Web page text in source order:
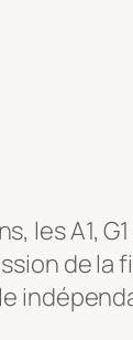
les A1,
de